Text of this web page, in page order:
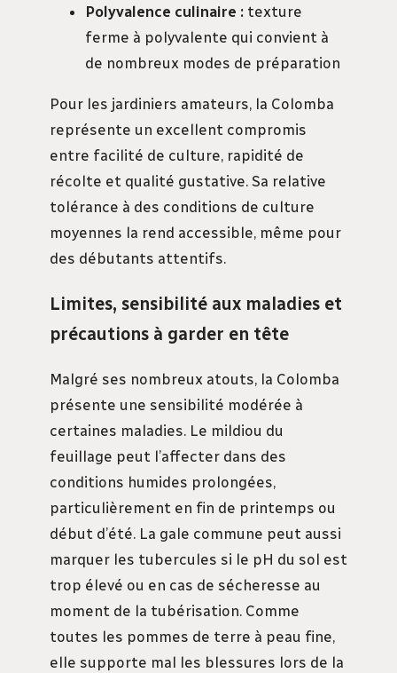
Polyvalence culinaire : texture
ferme à polyvalente qui convient à
de nombreux modes de préparation
Pour les jardiniers amateurs, la Colomba
représente un excellent compromis
entre facilité de culture, rapidité de
récolte et qualité gustative. Sa relative
tolérance à des conditions de culture
moyennes la rend accessible, même pour
des débutants attentifs.
Limites, sensibilité aux maladies et
précautions à garder en tête
Malgré ses nombreux atouts, la Colomba
présente une sensibilité modérée à
certaines maladies. Le mildiou du
feuillage peut l’affecter dans des
conditions humides prolongées,
particulièrement en fin de printemps ou
début d’été. La gale commune peut aussi
marquer les tubercules si le pH du sol est
trop élevé ou en cas de sécheresse au
moment de la tubérisation. Comme
toutes les pommes de terre à peau fine,
elle supporte mal les blessures lors de la